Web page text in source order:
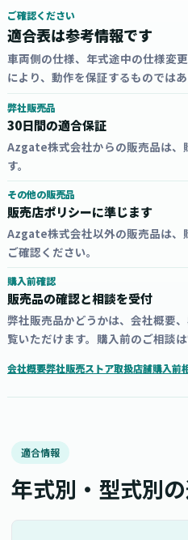
ご確認ください
適合表は参考情報です
車両側の仕様、年式途中の仕様変
により、動作を保証するものではあ
弊社販売品
30日間の適合保証
Azgate株式会社からの販売品は、
す。
その他の販売品
販売店ポリシーに準じます
Azgate株式会社以外の販売品は、
ご確認ください。
購入前確認
販売品の確認と相談を受付
弊社販売品かどうかは、会社概要
覧いただけます。購入前のご相談
会社概要弊社販売ストア取扱店舗購入前
適合情報
年式別・型式別